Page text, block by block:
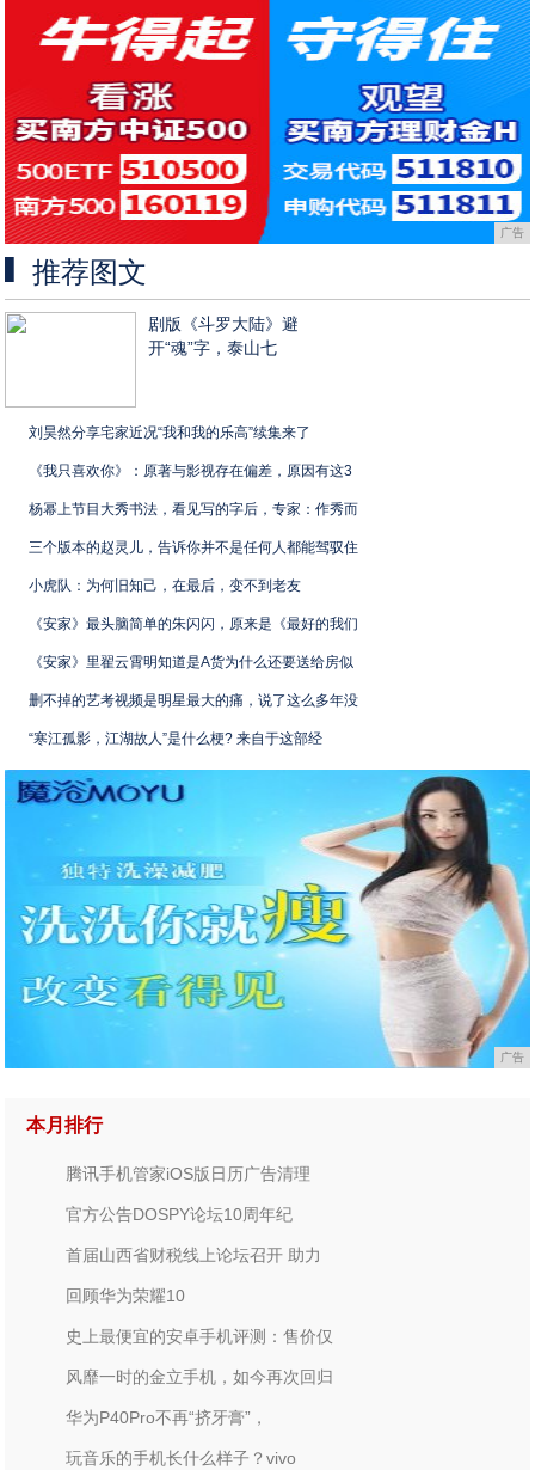
广告
推荐图文
剧版《斗罗大陆》避
开“魂”字，泰山七
刘昊然分享宅家近况“我和我的乐高”续集来了
《我只喜欢你》：原著与影视存在偏差，原因有这3
杨幂上节目大秀书法，看见写的字后，专家：作秀而
三个版本的赵灵儿，告诉你并不是任何人都能驾驭住
小虎队：为何旧知己，在最后，变不到老友
《安家》最头脑简单的朱闪闪，原来是《最好的我们
《安家》里翟云霄明知道是A货为什么还要送给房似
删不掉的艺考视频是明星最大的痛，说了这么多年没
“寒江孤影，江湖故人”是什么梗? 来自于这部经
广告
本月排行
腾讯手机管家iOS版日历广告清理
官方公告DOSPY论坛10周年纪
首届山西省财税线上论坛召开 助力
回顾华为荣耀10
史上最便宜的安卓手机评测：售价仅
风靡一时的金立手机，如今再次回归
华为P40Pro不再“挤牙膏”，
玩音乐的手机长什么样子？vivo